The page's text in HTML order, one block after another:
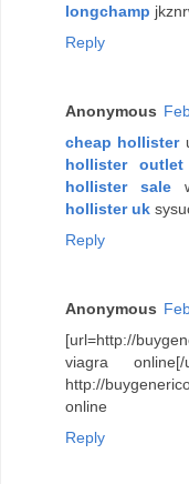
longchamp
Reply
Anonymous
cheap hollister
hollister outlet
hollister sale
hollister uk
Reply
Anonymous
[url=http://
viagra
http://
online
Reply